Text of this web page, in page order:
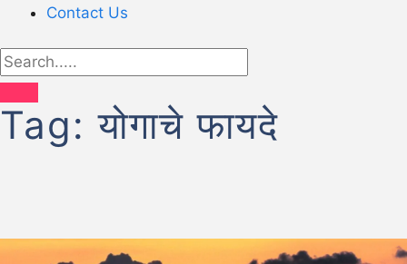
Contact Us
Tag:योगाचे फायदे